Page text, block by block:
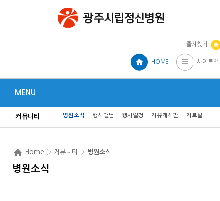
즐겨찾기
HOME 사이트맵
MENU
커뮤니티 병원소식 행사앨범 행사일정 자유게시판 자료실
Home › 커뮤니티 › 병원소식
병원소식